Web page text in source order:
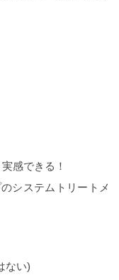
感できる！
システムトリートメ
ない)